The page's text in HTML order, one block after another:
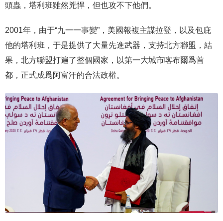
頭蟲，塔利班雖然兇悍，但也攻不下他們。
2001年，由于“九一一事變”，美國報複主謀拉登，以及包庇
他的塔利班，于是提供了大量先進武器，支持北方聯盟，結
果，北方聯盟打遍了整個國家，以第一大城市喀布爾爲首
都，正式成爲阿富汗的合法政權。